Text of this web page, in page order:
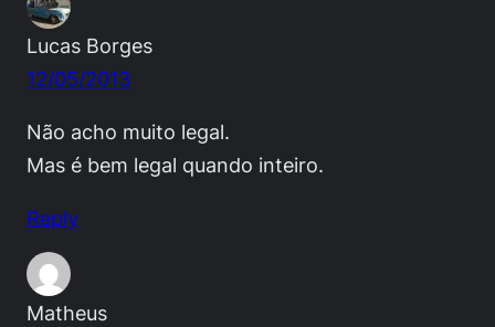
Lucas Borges
12/05/2013
Não acho muito legal.
Mas é bem legal quando inteiro.
Reply
Matheus